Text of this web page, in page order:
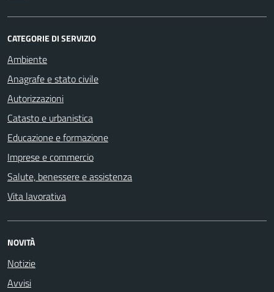
CATEGORIE DI SERVIZIO
Ambiente
Anagrafe e stato civile
Autorizzazioni
Catasto e urbanistica
Educazione e formazione
Imprese e commercio
Salute, benessere e assistenza
Vita lavorativa
NOVITÀ
Notizie
Avvisi